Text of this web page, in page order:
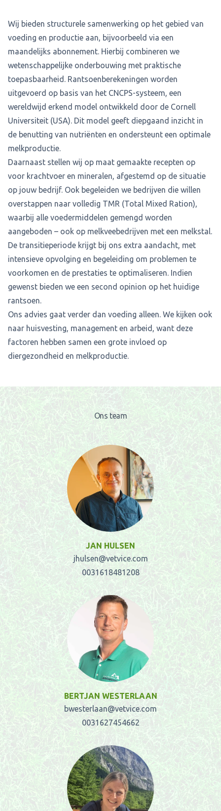
Wij bieden structurele samenwerking op het gebied van
voeding en productie aan, bijvoorbeeld via een
maandelijks abonnement. Hierbij combineren we
wetenschappelijke onderbouwing met praktische
toepasbaarheid. Rantsoenberekeningen worden
uitgevoerd op basis van het CNCPS-systeem, een
wereldwijd erkend model ontwikkeld door de Cornell
Universiteit (USA). Dit model geeft diepgaand inzicht in
de benutting van nutriënten en ondersteunt een optimale
melkproductie.
Daarnaast stellen wij op maat gemaakte recepten op
voor krachtvoer en mineralen, afgestemd op de situatie
op jouw bedrijf. Ook begeleiden we bedrijven die willen
overstappen naar volledig TMR (Total Mixed Ration),
waarbij alle voedermiddelen gemengd worden
aangeboden – ook op melkveebedrijven met een melkstal.
De transitieperiode krijgt bij ons extra aandacht, met
intensieve opvolging en begeleiding om problemen te
voorkomen en de prestaties te optimaliseren. Indien
gewenst bieden we een second opinion op het huidige
rantsoen.
Ons advies gaat verder dan voeding alleen. We kijken ook
naar huisvesting, management en arbeid, want deze
factoren hebben samen een grote invloed op
diergezondheid en melkproductie.
Ons team
JAN HULSEN
jhulsen@vetvice.com
0031618481208
BERTJAN WESTERLAAN
bwesterlaan@vetvice.com
0031627454662